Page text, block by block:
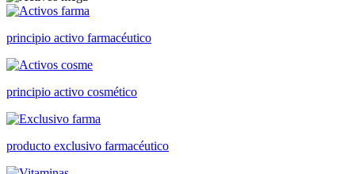
principio activo farmacéutico
principio activo cosmético
producto exclusivo farmacéutico